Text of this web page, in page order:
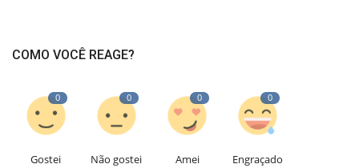
COMO VOCÊ REAGE?
0
Gostei
0
Não gostei
0
Amei
0
Engraçado